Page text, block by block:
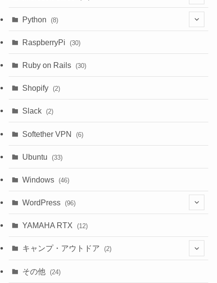
(1)
(3)
(9)
Python (8)
(1)
RaspberryPi (30)
Ruby on Rails (30)
Shopify (2)
Slack (2)
Softether VPN (6)
Ubuntu (33)
Windows (46)
WordPress (96)
(10)
YAMAHA RTX (12)
キャンプ・アウトドア (2)
(1)
その他 (24)